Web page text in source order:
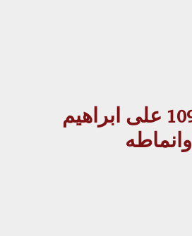
الميمر 109 على ابراهيم
وانماطه